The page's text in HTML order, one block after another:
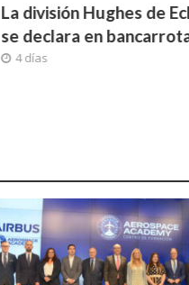
Kreios Space probará
tecnologías en un
NanoAvionics